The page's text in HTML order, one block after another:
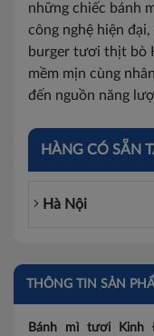
những chiếc bánh
công nghệ hiện
burger tươi thịt bò
mềm mịn cùng
đến nguồn năng
HÀNG CÓ SẴN
Hà Nội
THÔNG TIN SẢN
Bánh mì tươi Kinh